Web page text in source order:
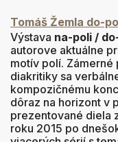
Tomáš Žemla do-
Výstava na-poli /
autorove aktuálne
motív polí.
diakritiky sa
kompozičnému
dôraz na horizont v
prezentované diela
roku 2015 po